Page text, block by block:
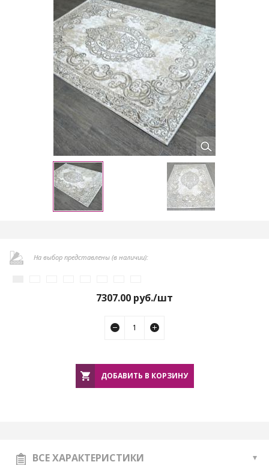
На выбор представлены (в наличии):
7307.00 руб./шт
ДОБАВИТЬ В КОРЗИНУ
ВСЕ ХАРАКТЕРИСТИКИ